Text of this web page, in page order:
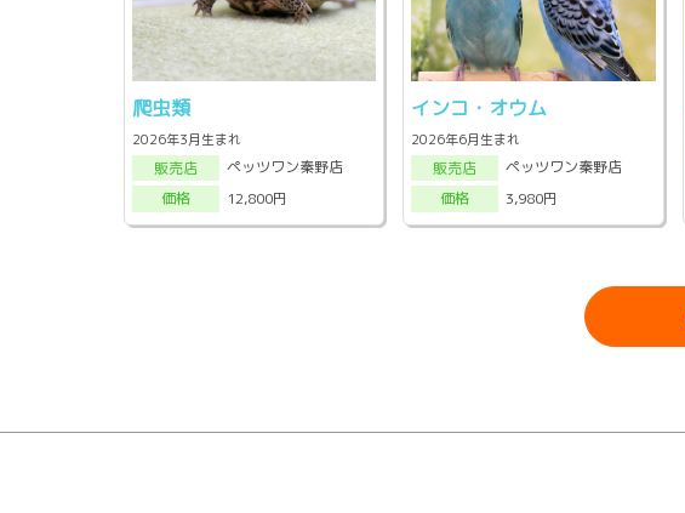
爬虫類
2026年3月生まれ
販売店
ペッツワン秦野店
価格
12,800円
インコ・オウム
2026年6月生まれ
販売店
ペッツワン秦野店
価格
3,980円